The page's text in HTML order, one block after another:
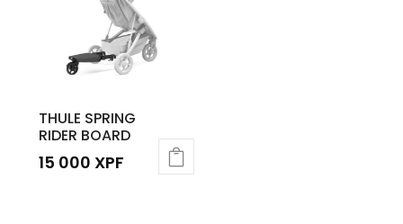
THULE SPRING
RIDER BOARD
15 000 XPF